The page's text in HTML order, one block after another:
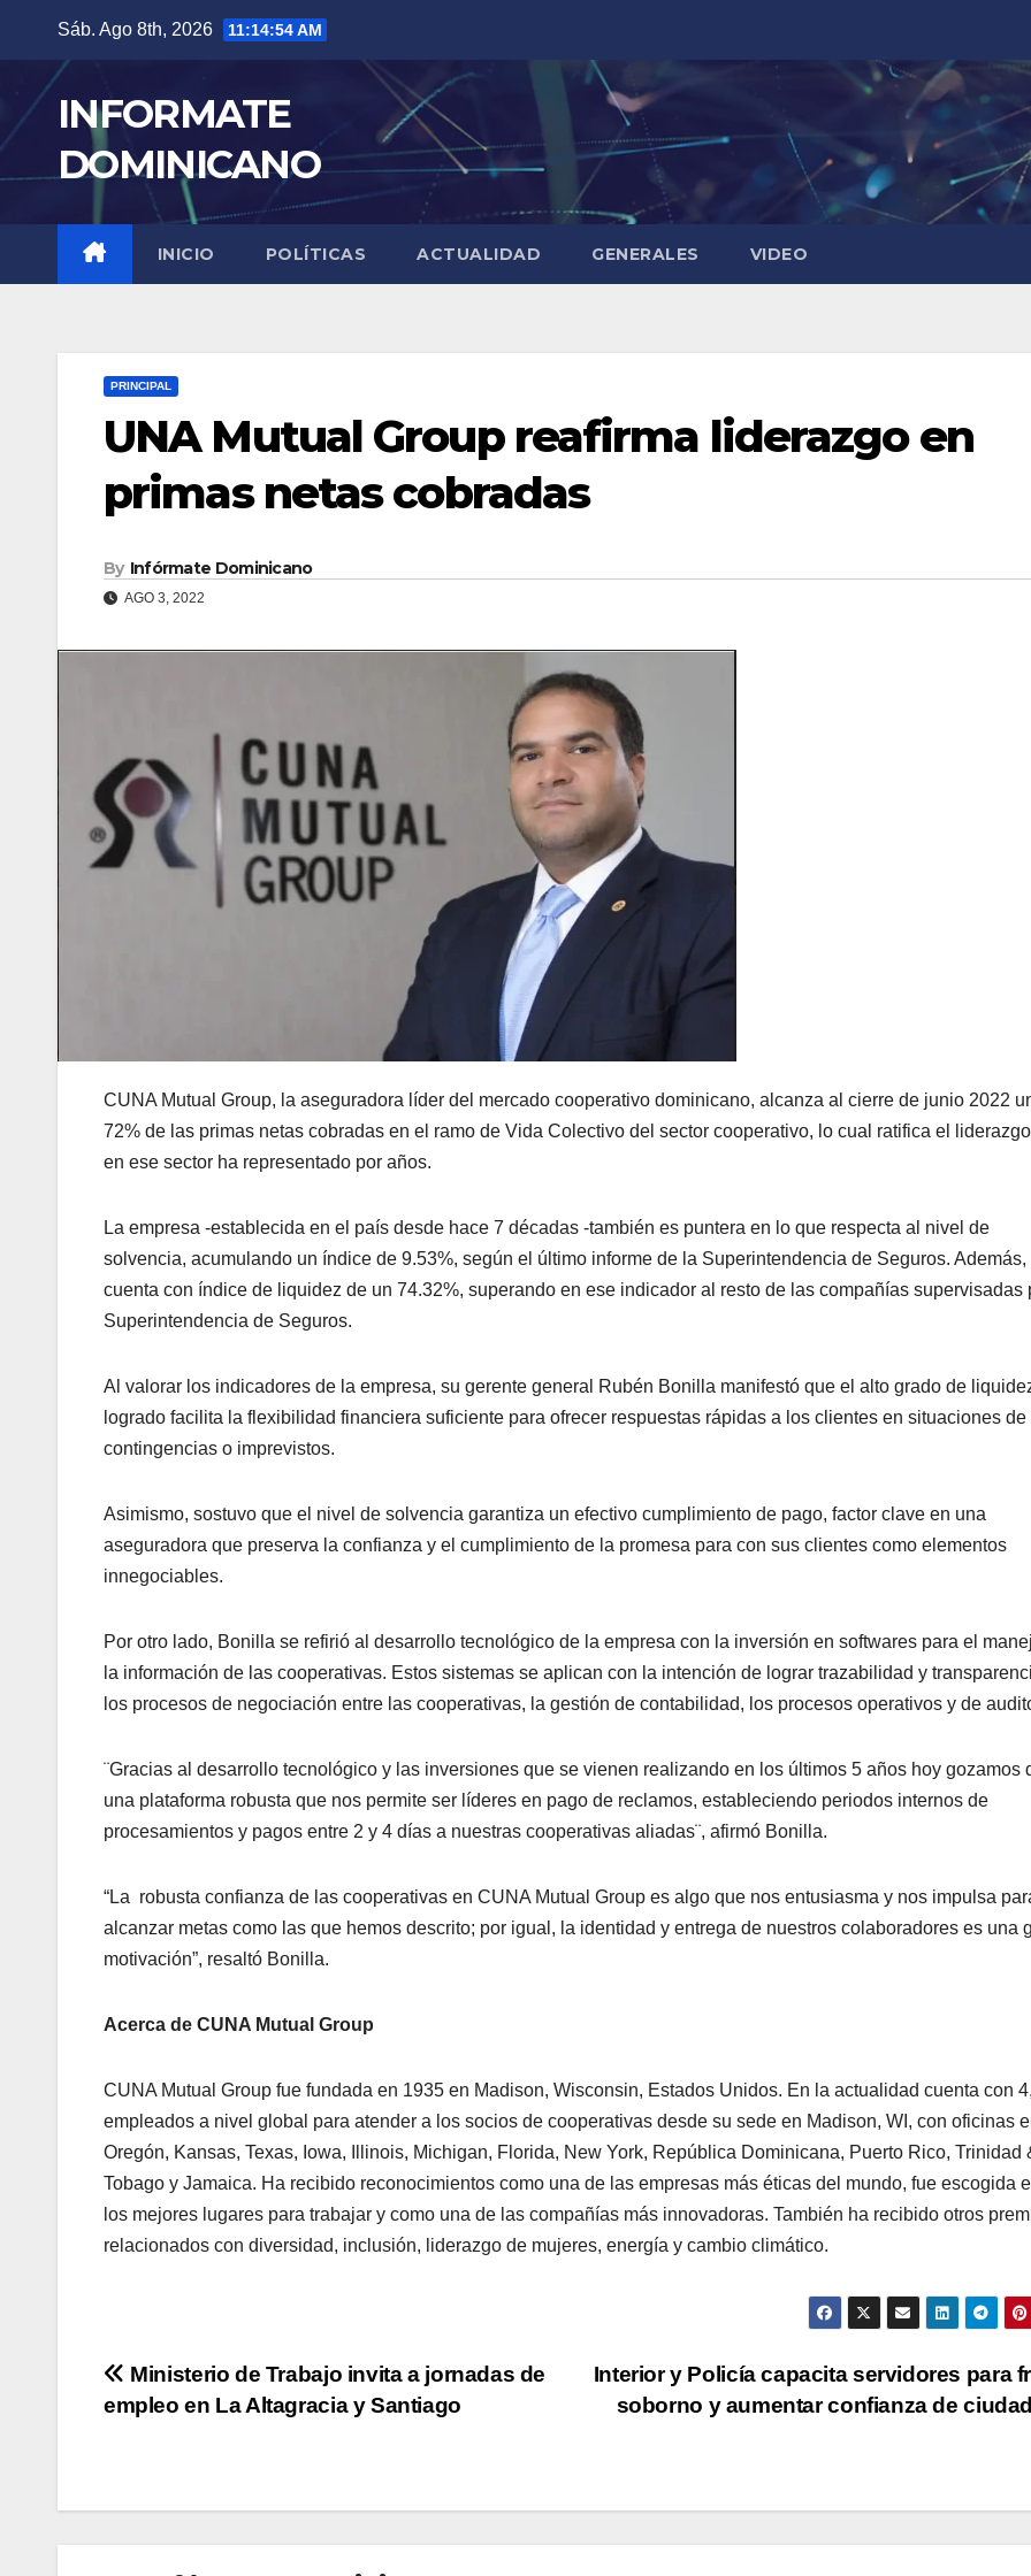
content
Sáb. Ago 8th, 2026 11:14:55 AM
INFORMATE
DOMINICANO
INICIO POLÍTICAS ACTUALIDAD GENERALES VIDEO
PRINCIPAL
UNA Mutual Group reafirma liderazgo en
primas netas cobradas
By Infórmate Dominicano
AGO 3, 2022
CUNA Mutual Group, la aseguradora líder del mercado cooperativo dominicano, alcanza al cierre de junio 2022
72% de las primas netas cobradas en el ramo de Vida Colectivo del sector cooperativo, lo cual ratifica el
en ese sector ha representado por años.
La empresa -establecida en el país desde hace 7 décadas -también es puntera en lo que respecta al nivel de
solvencia, acumulando un índice de 9.53%, según el último informe de la Superintendencia de Seguros. Además,
cuenta con índice de liquidez de un 74.32%, superando en ese indicador al resto de las compañías supervisadas
Superintendencia de Seguros.
Al valorar los indicadores de la empresa, su gerente general Rubén Bonilla manifestó que el alto grado de
logrado facilita la flexibilidad financiera suficiente para ofrecer respuestas rápidas a los clientes en situaciones de
contingencias o imprevistos.
Asimismo, sostuvo que el nivel de solvencia garantiza un efectivo cumplimiento de pago, factor clave en una
aseguradora que preserva la confianza y el cumplimiento de la promesa para con sus clientes como elementos
innegociables.
Por otro lado, Bonilla se refirió al desarrollo tecnológico de la empresa con la inversión en softwares para el
la información de las cooperativas. Estos sistemas se aplican con la intención de lograr trazabilidad y
los procesos de negociación entre las cooperativas, la gestión de contabilidad, los procesos operativos y de
¨Gracias al desarrollo tecnológico y las inversiones que se vienen realizando en los últimos 5 años hoy gozamos
una plataforma robusta que nos permite ser líderes en pago de reclamos, estableciendo periodos internos de
procesamientos y pagos entre 2 y 4 días a nuestras cooperativas aliadas¨, afirmó Bonilla.
“La robusta confianza de las cooperativas en CUNA Mutual Group es algo que nos entusiasma y nos impulsa
alcanzar metas como las que hemos descrito; por igual, la identidad y entrega de nuestros colaboradores es una
motivación”, resaltó Bonilla.
Acerca de CUNA Mutual Group
CUNA Mutual Group fue fundada en 1935 en Madison, Wisconsin, Estados Unidos. En la actualidad cuenta con
empleados a nivel global para atender a los socios de cooperativas desde su sede en Madison, WI, con oficinas
Oregón, Kansas, Texas, Iowa, Illinois, Michigan, Florida, New York, República Dominicana, Puerto Rico, Trinidad
Tobago y Jamaica. Ha recibido reconocimientos como una de las empresas más éticas del mundo, fue escogida
los mejores lugares para trabajar y como una de las compañías más innovadoras. También ha recibido otros
relacionados con diversidad, inclusión, liderazgo de mujeres, energía y cambio climático.
Navegación
de
Interior y Policía capacita servidores para
soborno y aumentar confianza de
Ministerio de Trabajo invita a jornadas de
empleo en La Altagracia y Santiago